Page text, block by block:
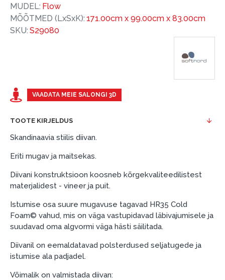
teil vajalikud tooted kohe osta, kuid nende eest
hiljem tasuda.
ESTO-ga saate intressivaba liisingu või järelmaksu
eeliseid ilma esimese sissemakseta ja järelmaksu
Näide: Toote hind 300 €, periood: 12 kuud,
esimene sissemakse: 0 €, igakuine makse: 25 €,
Liisingut ja järelmaksu saate vormistada ka külastades
meie salongi Dārzciema tänaval 91, Riia, Läti.
Dokumendi nõuded:
ESTO LV AS (Dokumentide vormistamiseks on
vajalik Smart-ID, eParaksts eID, eParaksts eID
SEB või Citadele).
Lepingu tingimused:
Liisingulepingu võib allkirjastada ainult see isik,
kes on märgitud krediidi saamise lepingus.
Lisateave:
VAADATA MEIE SALONGI 3D
TOOTE KIRJELDUS
Skandinaavia stiilis diivan.
Eriti mugav ja maitsekas.
Diivani konstruktsioon koosneb kõrgekvaliteedilistest
materjalidest - vineer ja puit.
Istumise osa suure mugavuse tagavad HR35 Cold
Foam© vahud, mis on väga vastupidavad läbivajumisele ja
suudavad oma algvormi väga hästi säilitada.
Diivanil on eemaldatavad polsterdused seljatugede ja
istumise ala padjadel.
Võimalik on valmistada diivan:
MUDEL: Flow
MÕÕTMED (LxSxK): 171.00cm x 99.00cm x 83.00cm
SKU: S29080